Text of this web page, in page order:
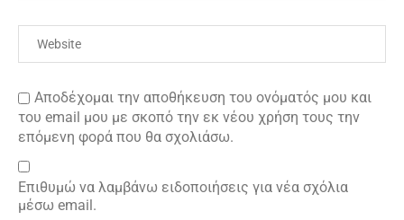
Αποδέχομαι την αποθήκευση του ονόματός μου και
του email μου με σκοπό την εκ νέου χρήση τους την
επόμενη φορά που θα σχολιάσω.
Επιθυμώ να λαμβάνω ειδοποιήσεις για νέα σχόλια
μέσω email.